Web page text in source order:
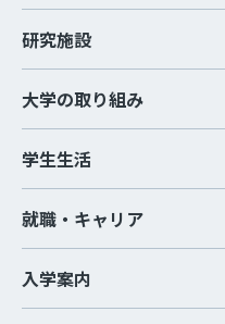
研究施設
大学の取り組み
学生生活
就職・キャリア
入学案内